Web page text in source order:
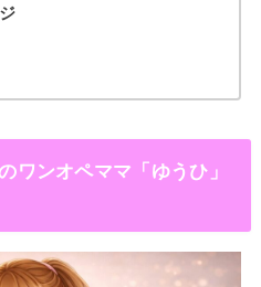
ワンオペママ「ゆうひ」